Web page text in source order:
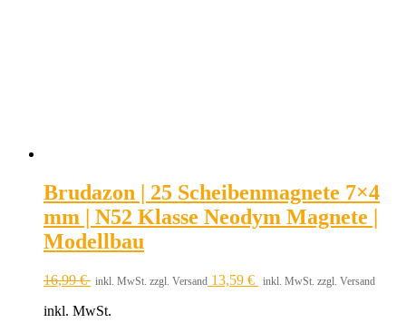
Brudazon | 25 Scheibenmagnete 7×4
mm | N52 Klasse Neodym Magnete |
Modellbau
16,99€ inkl. MwSt. zzgl. Versand 13,59 € inkl. MwSt. zzgl. Versand
inkl. MwSt.